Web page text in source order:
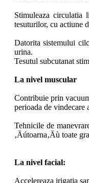
Stimuleaza circulatia
tesuturilor, cu actiune
Datorita sistemului
urina.
Tesutul subcutanat
La nivel muscular
Contribuie prin
perioada de vindecare
Tehnicile de
‚Äútoarna‚Äù toate
La nivel facial:
Accelereaza irigatia